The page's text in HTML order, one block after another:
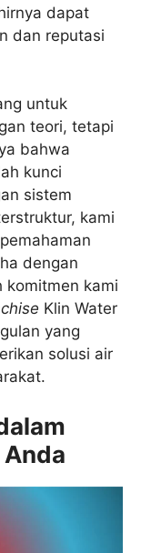
dapat
dan reputasi
untuk
teori, tetapi
bahwa
kunci
sistem
kami
dengan
komitmen kami
Klin Water
yang
solusi air